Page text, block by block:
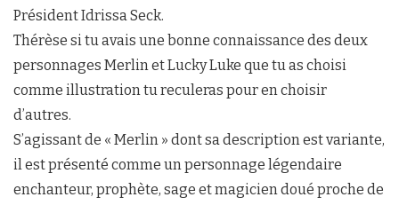
Président Idrissa Seck.
Thérèse si tu avais une bonne connaissance des deux
personnages Merlin et Lucky Luke que tu as choisi
comme illustration tu reculeras pour en choisir
d’autres.
S’agissant de « Merlin » dont sa description est variante,
il est présenté comme un personnage légendaire
enchanteur, prophète, sage et magicien doué proche de